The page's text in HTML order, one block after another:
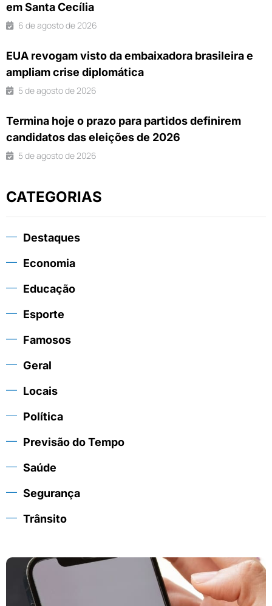
em Santa Cecília
6 de agosto de 2026
EUA revogam visto da embaixadora brasileira e
ampliam crise diplomática
5 de agosto de 2026
Termina hoje o prazo para partidos definirem
candidatos das eleições de 2026
5 de agosto de 2026
CATEGORIAS
Destaques
Economia
Educação
Esporte
Famosos
Geral
Locais
Política
Previsão do Tempo
Saúde
Segurança
Trânsito